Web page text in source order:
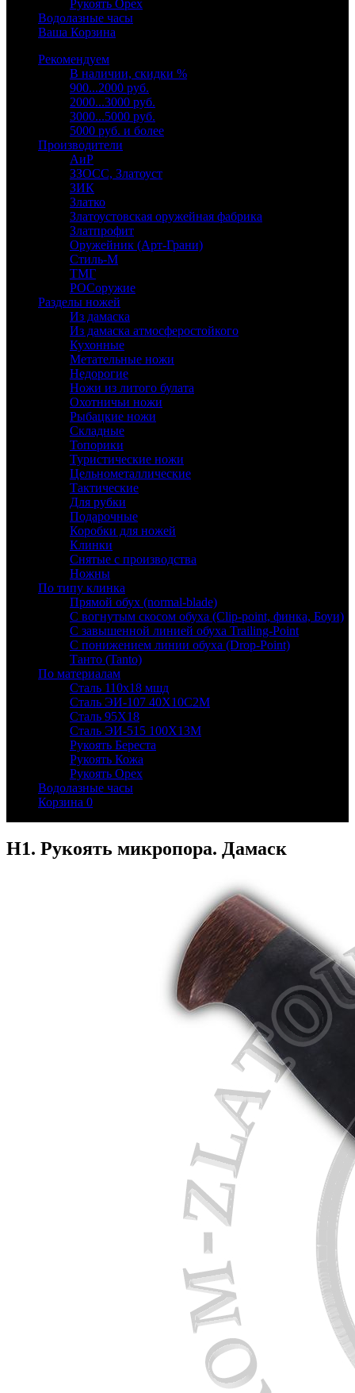
Рукоять Орех
Водолазные часы
Ваша Корзина
Рекомендуем
В наличии, скидки %
900...2000 руб.
2000...3000 руб.
3000...5000 руб.
5000 руб. и более
Производители
АиР
ЗЗОСС, Златоуст
ЗИК
Златко
Златоустовская оружейная фабрика
Златпрофит
Оружейник (Арт-Грани)
Стиль-М
ТМГ
РОСоружие
Разделы ножей
Из дамаска
Из дамаска атмосферостойкого
Кухонные
Метательные ножи
Недорогие
Ножи из литого булата
Охотничьи ножи
Рыбацкие ножи
Складные
Топорики
Туристические ножи
Цельнометаллические
Тактические
Для рубки
Подарочные
Коробки для ножей
Клинки
Снятые с производства
Ножны
По типу клинка
Прямой обух (normal-blade)
С вогнутым скосом обуха (Clip-point, финка, Боуи)
С завышенной линией обуха Trailing-Point
С понижением линии обуха (Drop-Point)
Танто (Tanto)
По материалам
Сталь 110х18 мшд
Сталь ЭИ-107 40Х10С2М
Сталь 95Х18
Сталь ЭИ-515 100Х13М
Рукоять Береста
Рукоять Кожа
Рукоять Орех
Водолазные часы
Корзина 0
Н1. Рукоять микропора. Дамаск